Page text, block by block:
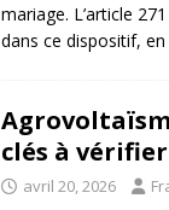
mariage. L’article
dans ce dispositif,
clés à vérifier
avril 20, 2026